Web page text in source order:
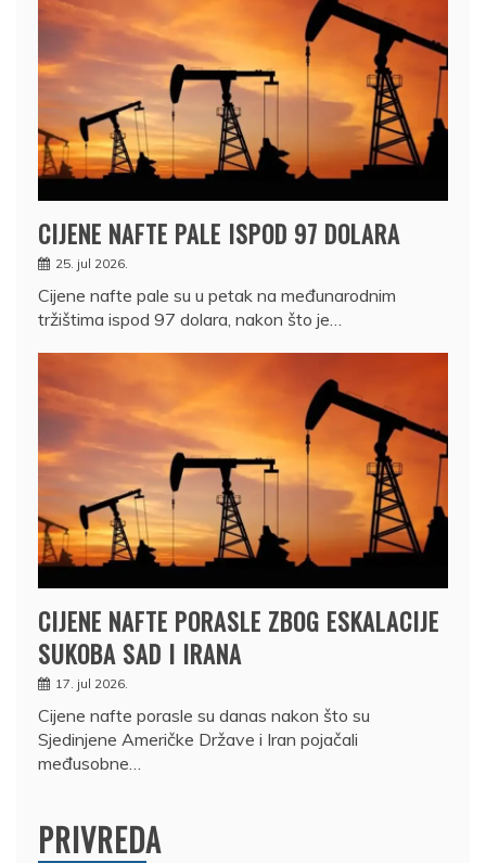
CIJENE NAFTE PALE ISPOD 97 DOLARA
25. jul 2026.
Cijene nafte pale su u petak na međunarodnim
tržištima ispod 97 dolara, nakon što je…
CIJENE NAFTE PORASLE ZBOG ESKALACIJE
SUKOBA SAD I IRANA
17. jul 2026.
Cijene nafte porasle su danas nakon što su
Sjedinjene Američke Države i Iran pojačali
međusobne…
PRIVREDA